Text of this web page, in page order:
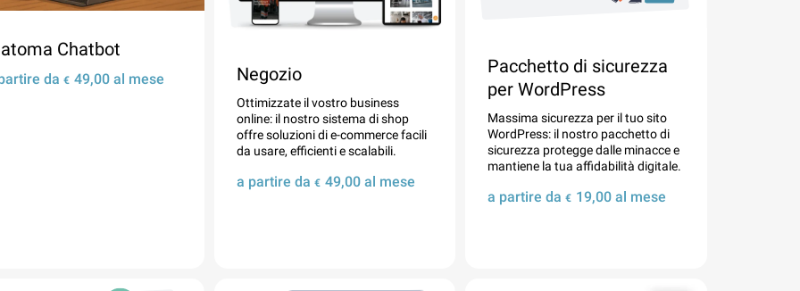
Chatbot
da € 49,00al mese Negozio
Ottimizzate il vostro business
online: il nostro sistema di shop
offre soluzioni di e-commerce facili
da usare, efficienti e scalabili.
a partire da€ 49,00 al mese
Pacchetto di sicurezza
per WordPress
Massima sicurezza per il tuo sito
WordPress: il nostro pacchetto di
sicurezza protegge dalle minacce e
mantiene la tua affidabilità digitale.
a partire da€ 19,00 al mese